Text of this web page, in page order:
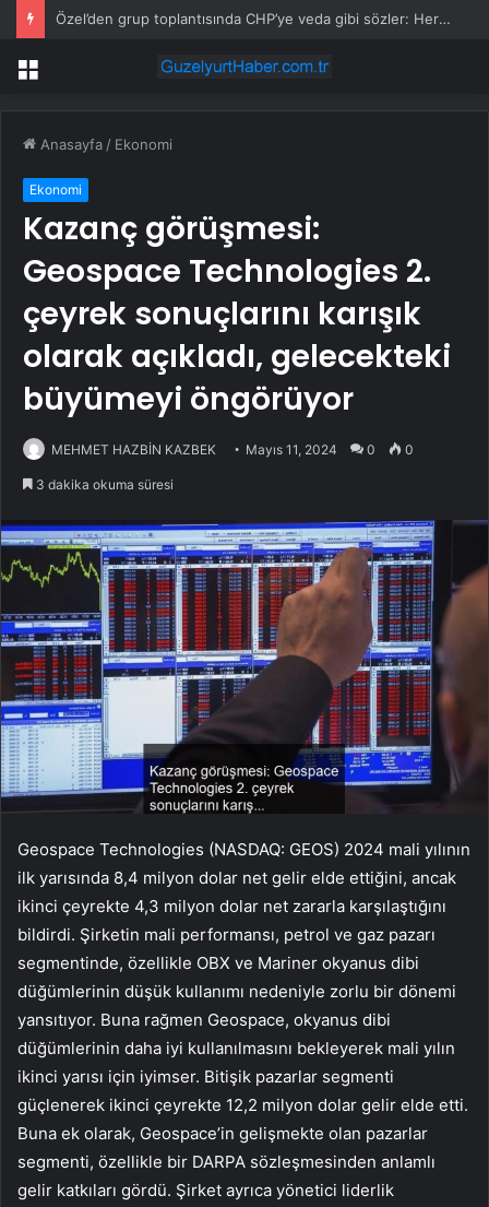
Özel’den grup toplantısında CHP’ye veda gibi sözler: Her son bir başlangıçtır
Menü
Anasayfa / Ekonomi
Ekonomi
Kazanç görüşmesi:
Geospace Technologies 2.
çeyrek sonuçlarını karışık
olarak açıkladı, gelecekteki
büyümeyi öngörüyor
MEHMET HAZBİN KAZBEK Mayıs 11, 2024 0 0
3 dakika okuma süresi
Geospace Technologies (NASDAQ: GEOS) 2024 mali yılının
ilk yarısında 8,4 milyon dolar net gelir elde ettiğini, ancak
ikinci çeyrekte 4,3 milyon dolar net zararla karşılaştığını
bildirdi. Şirketin mali performansı, petrol ve gaz pazarı
segmentinde, özellikle OBX ve Mariner okyanus dibi
düğümlerinin düşük kullanımı nedeniyle zorlu bir dönemi
yansıtıyor. Buna rağmen Geospace, okyanus dibi
düğümlerinin daha iyi kullanılmasını bekleyerek mali yılın
ikinci yarısı için iyimser. Bitişik pazarlar segmenti
güçlenerek ikinci çeyrekte 12,2 milyon dolar gelir elde etti.
Buna ek olarak, Geospace’in gelişmekte olan pazarlar
segmenti, özellikle bir DARPA sözleşmesinden anlamlı
gelir katkıları gördü. Şirket ayrıca yönetici liderlik